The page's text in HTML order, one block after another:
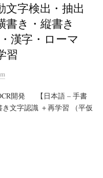
文字検出・抽出
書き・縦書き
漢字・ローマ
習
開発 【日本語 – 手書
き文字認識 ＋再学習 （平仮